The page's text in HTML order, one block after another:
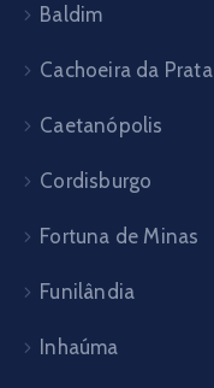
Baldim
Cachoeira da Prata
Caetanópolis
Cordisburgo
Fortuna de Minas
Funilândia
Inhaúma